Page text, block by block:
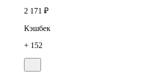
2 171 ₽
Кэшбек
+ 152